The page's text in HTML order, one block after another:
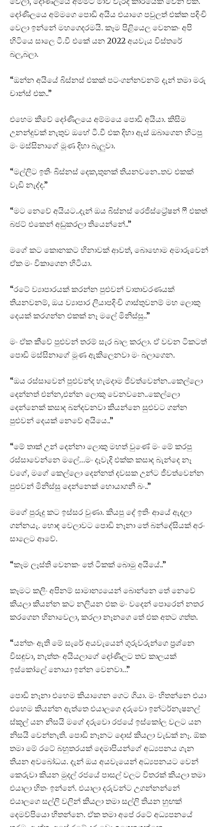
දෝණිලයෙ අම්මගෙ පොඩි අයිය එයාගෙ පවුලත් එක්ක පදිංචි
වෙලා ඉන්නේ මහගෙදරමයි. කෑම පිළියෙල වෙනකං අපි
හිටියෙ සාලෙ ටී.වී එකේ යන 2022 අයවැය විස්තරේ
බල,බලා.
“ඔන්න අයියේ බිස්නස් එකක් පටංගන්නවනම් දැන් තමා මරු
චාන්ස් එක..”
එහෙම කීවේ දෝණිලයෙ අම්මයෙ පොඩි අයියා. කිසිම
උනන්දුවක් නැතුව ඔහේ ටී.වී එක දිහා ඇස් ඔබාගෙන හිටපු
මං මස්සිනාගේ මූණ දිහා බැලුවා.
“මල්ලිට ඉතිං බිස්නස් දෙක,තුනක් තියනවනෙ..තව එකක්
වැඩි නැද්ද.”
“මට නෙවේ අයියට..දැන් ඔය බිස්නස් රෙජිස්ට්‍රේෂන් ෆී එකත්
බජට් එකෙන් අඩුකරලා තියෙන්නේ..”
මගේ කට කොනකට හිනාවක් ආවත්, බොහොම අමාරුවෙන්
ඒක මං විකාගෙන හිටියා.
“රටේ ව්‍යාපාරයක් කරන්න පුළුවන් වාතාවරණයක්
තියනවනම්, ඔය ව්‍යාපාර ලියාපදිංචි ගාස්තුවනම් මහ ලොකු
දෙයක් කරගන්න එකක් නෑ මලේ මිනිස්සු..”
මං ඒක කීවේ පුළුවන් තරම් සැර බාල කරලා. ඒ වචන ටිකටත්
පොඩි මස්සිනාගේ මූණ ඇකිලෙනවා මං බලාගෙන.
“ඔය රස්සාවෙන් පුළුවන්ද හැමදාම ජීවත්වෙන්න..කෙල්ලො
දෙන්නත් එන්න,එන්න ලොකු වෙනවනෙ..කෙල්ලො
දෙන්නෙක් කසාද බන්දවනවා කියන්නෙ සුළුවට ගන්න
පුළුවන් දෙයක් නෙවේ අයියෙ..”
“මේ තාක් උන් දෙන්නා ලොකු මහත් වුණේ මං මේ කරපු
රස්සාවෙන්නෙ මලේ…මං දෑවැදි එක්ක කසාද බැන්දෙ නෑ
වගේ, මගේ කෙල්ලො දෙන්නත් දවසක උන්ට ජීවත්වෙන්න
පුළුවන් මිනිස්සු දෙන්නෙක් හොයාගනී බං..”
මගේ පුරුදු කට ඉස්සර වුණා. කියපු දේ ඉතිං ආයේ ඇදලා
ගන්නයැ. හොඳ වෙලාවට පොඩි නෑනා තේ බන්දේසියක් අරං
සාලෙට ආවේ.
“කෑම ලෑස්ති වෙනකං තේ ටිකක් බොමු අයියේ..”
කෑමට කලිං අපිනම් සාමාන්‍යයෙන් බොන්නෙ තේ නෙවේ
කියලා කියන්න කට නලියන එක මං වදෙන් පොරෙන් නතර
කරගෙන හිනාවෙලා, කරලා නෑනගෙ තේ එක අතට ගත්ත.
“යන්තං ඇති මේ සැරේ අයවැයෙන් ගුරුවරුන්ගෙ ප්‍රශ්නෙ
විසඳුවා, නැත්තං අයියලාගේ දෝණිලට තව කාලයක්
ඉස්කෝලේ නොයා ඉන්න වෙනවා…”
පොඩි නෑනා එහෙම කියාගෙන ගෙට ගියා. මං හිතන්නෙ එයා
එහෙම කියන්න ඇත්තෙ එයාලගෙ දරුවො ඉන්ටර්නැෂනල්
ස්කූල් යන නිසයි මගේ දරුවො රජයේ ඉස්කෝල වලට යන
නිසයි වෙන්නැති. පොඩි නෑනට දොස් කියලා වැඩක් නෑ. ඕක
තමා මේ රටේ බහුතරයක් දෙමාපියන්ගේ අධ්‍යපනය ගැන
තියන අවබෝධය. දැන් ඔය අයවැයෙන් අධ්‍යපනයට වෙන්
කෙරුවා කියන මුදල් රජයේ පාසල් වලට විතරක් කියලා තමා
එයාලා හිතං ඉන්නේ. එයාලා දරුවන්ට උගන්නන්නේ
එයාලගෙ සල්ලි වලින් කියලා තමා සල්ලි තියන හුඟක්
දෙමව්පියො හිතන්නෙ. ඒක තමා අපේ රටේ අධ්‍යපනයේ